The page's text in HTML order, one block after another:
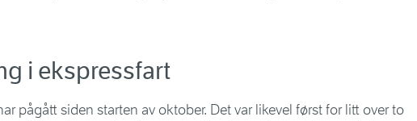
i ekspressfart
pågått siden starten av oktober. Det var likevel først for litt over to